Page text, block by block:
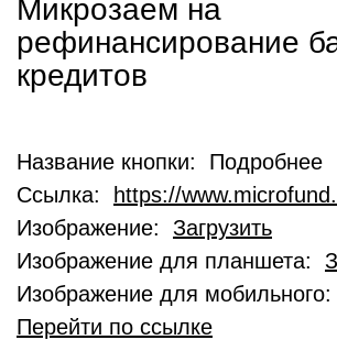
Микрозаем на
рефинансирование
кредитов
Название кнопки: Подробнее
Ссылка:
https://
Изображение: Загрузить
Изображение для планшета:
Изображение для мобильного:
Перейти по ссылке